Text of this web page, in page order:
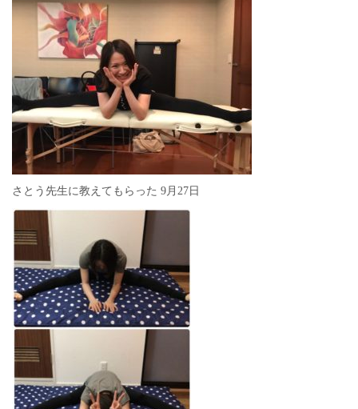
さとう先生に教えてもらった 9月27日